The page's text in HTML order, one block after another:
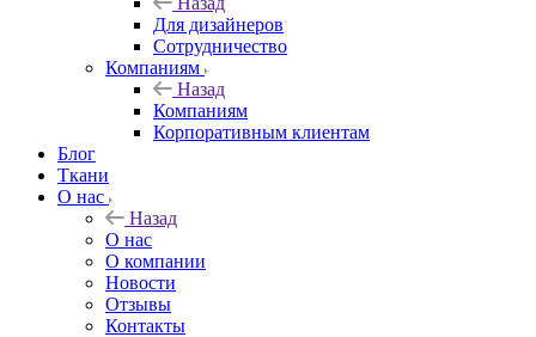
Для дизайнеров
Сотрудничество
Компаниям
Назад
Компаниям
Корпоративным клиентам
Блог
Ткани
О нас
Назад
О нас
О компании
Новости
Отзывы
Контакты